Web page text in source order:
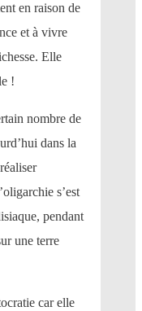
en raison de
et à vivre
Elle
!
nombre de
dans la
s’est
pendant
une terre
car elle